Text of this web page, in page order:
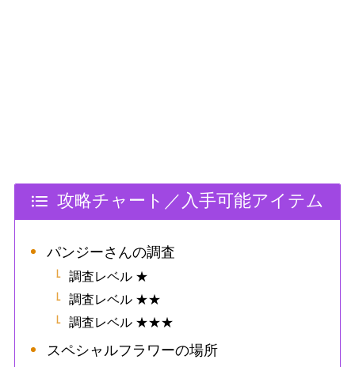
攻略チャート／入手可能アイテム
パンジーさんの調査
調査レベル ★
調査レベル ★★
調査レベル ★★★
スペシャルフラワーの場所